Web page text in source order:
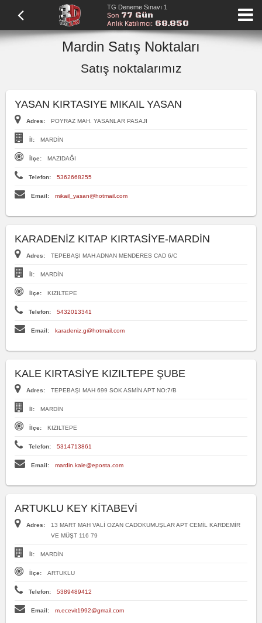
TG Deneme Sınavı 1
Son 77 Gün
Anlık Katılımcı: 68.850
Mardin Satış Noktaları
Satış noktalarımız
YASAN KIRTASIYE MIKAIL YASAN
Adres: POYRAZ MAH. YASANLAR PASAJI
İl: MARDİN
İlçe: MAZIDAĞI
Telefon: 5362668255
Email: mikail_yasan@hotmail.com
KARADENİZ KITAP KIRTASİYE-MARDİN
Adres: TEPEBAŞI MAH ADNAN MENDERES CAD 6/C
İl: MARDİN
İlçe: KIZILTEPE
Telefon: 5432013341
Email: karadeniz.g@hotmail.com
KALE KIRTASİYE KIZILTEPE ŞUBE
Adres: TEPEBAŞI MAH 699 SOK ASMİN APT NO:7/B
İl: MARDİN
İlçe: KIZILTEPE
Telefon: 5314713861
Email: mardin.kale@eposta.com
ARTUKLU KEY KİTABEVİ
Adres:
13 MART MAH VALİ OZAN CADOKUMUŞLAR APT CEMİL KARDEMİR
VE MÜŞT 116 79
İl: MARDİN
İlçe: ARTUKLU
Telefon: 5389489412
Email: m.ecevit1992@gmail.com